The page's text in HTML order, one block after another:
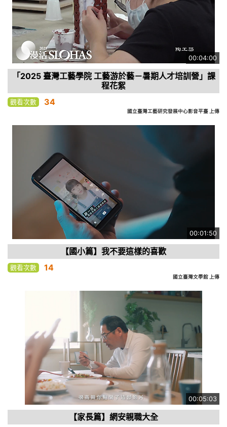
00:04:00
「2025 臺灣工藝學院 工藝游於藝－暑期人才培訓營」課
程花絮
觀看次數 34
國立臺灣工藝研究發展中心影音平臺 上傳
00:01:50
【國小篇】我不要這樣的喜歡
觀看次數 14
國立臺灣文學館 上傳
00:05:03
【家長篇】網安親職大全